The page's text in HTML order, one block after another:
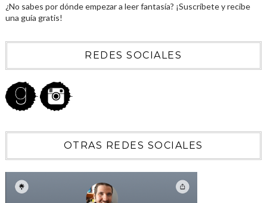
¿No sabes por dónde empezar a leer fantasía? ¡Suscríbete y recibe
una guía gratis!
REDES SOCIALES
OTRAS REDES SOCIALES